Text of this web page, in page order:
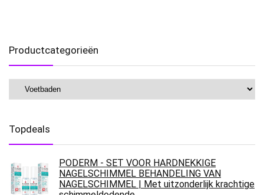
Productcategorieën
Topdeals
PODERM - SET VOOR HARDNEKKIGE
NAGELSCHIMMEL BEHANDELING VAN
NAGELSCHIMMEL | Met uitzonderlijk krachtige